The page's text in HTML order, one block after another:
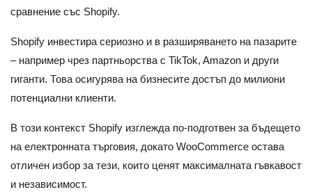
сравнение със Shopify.
Shopify инвестира сериозно и в разширяването на пазарите
– например чрез партньорства с TikTok, Amazon и други
гиганти. Това осигурява на бизнесите достъп до милиони
потенциални клиенти.
В този контекст Shopify изглежда по-подготвен за бъдещето
на електронната търговия, докато WooCommerce остава
отличен избор за тези, които ценят максималната гъвкавост
и независимост.